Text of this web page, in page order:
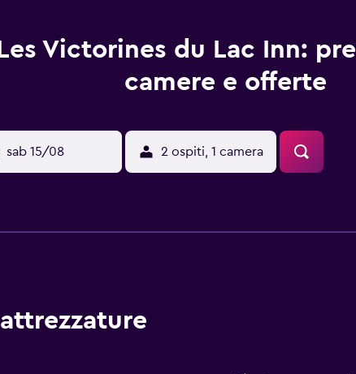
Victorines du Lac Inn:
camere e offerte
sab 15/08 2 ospiti, 1 camera